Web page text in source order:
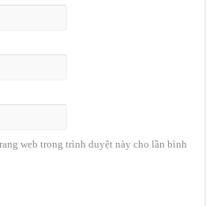
web trong trình duyệt này cho lần bình